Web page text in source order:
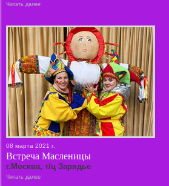
Читать далее
08 марта 2021 г.
Встреча Масленицы
г.Москва, т/ц Зарядье
Читать далее